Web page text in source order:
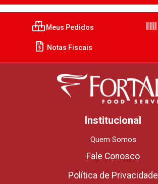
Meus Pedidos
Notas Fiscais
Institucional
Quem Somos
Fale Conosco
Política de Privacidade